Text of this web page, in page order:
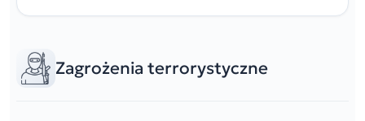
Zagrożenia terrorystyczne